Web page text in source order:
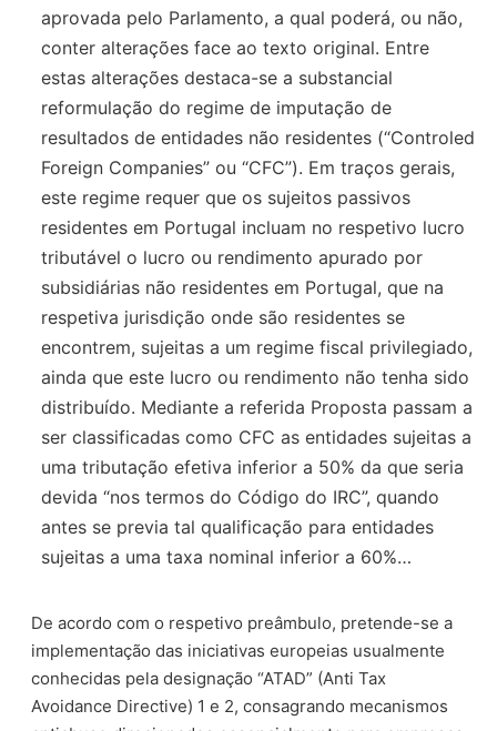
aprovada pelo Parlamento, a qual poderá, ou não,
conter alterações face ao texto original. Entre
estas alterações destaca-se a substancial
reformulação do regime de imputação de
resultados de entidades não residentes (“Controled
Foreign Companies” ou “CFC”). Em traços gerais,
este regime requer que os sujeitos passivos
residentes em Portugal incluam no respetivo lucro
tributável o lucro ou rendimento apurado por
subsidiárias não residentes em Portugal, que na
respetiva jurisdição onde são residentes se
encontrem, sujeitas a um regime fiscal privilegiado,
ainda que este lucro ou rendimento não tenha sido
distribuído. Mediante a referida Proposta passam a
ser classificadas como CFC as entidades sujeitas a
uma tributação efetiva inferior a 50% da que seria
devida “nos termos do Código do IRC”, quando
antes se previa tal qualificação para entidades
sujeitas a uma taxa nominal inferior a 60%…
De acordo com o respetivo preâmbulo, pretende-se a
implementação das iniciativas europeias usualmente
conhecidas pela designação “ATAD” (Anti Tax
Avoidance Directive) 1 e 2, consagrando mecanismos